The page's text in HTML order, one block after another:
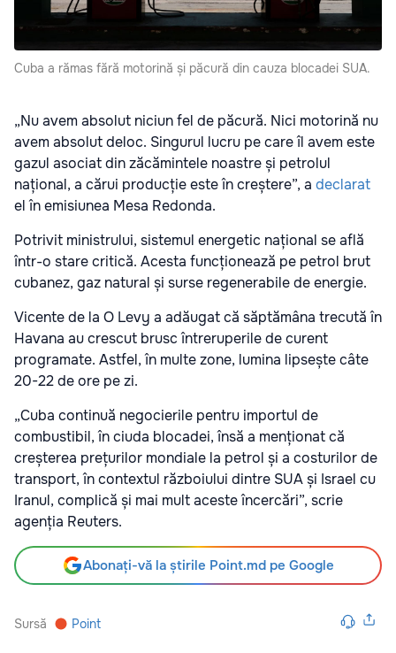
Cuba a rămas fără motorină și păcură din cauza blocadei SUA.
„Nu avem absolut niciun fel de păcură. Nici motorină nu
avem absolut deloc. Singurul lucru pe care îl avem este
gazul asociat din zăcămintele noastre și petrolul
național, a cărui producție este în creștere”, a declarat
el în emisiunea Mesa Redonda.
Potrivit ministrului, sistemul energetic național se află
într-o stare critică. Acesta funcționează pe petrol brut
cubanez, gaz natural și surse regenerabile de energie.
Vicente de la O Levy a adăugat că săptămâna trecută în
Havana au crescut brusc întreruperile de curent
programate. Astfel, în multe zone, lumina lipsește câte
20-22 de ore pe zi.
„Cuba continuă negocierile pentru importul de
combustibil, în ciuda blocadei, însă a menționat că
creșterea prețurilor mondiale la petrol și a costurilor de
transport, în contextul războiului dintre SUA și Israel cu
Iranul, complică și mai mult aceste încercări”, scrie
agenția Reuters.
Abonați-vă la știrile Point.md pe Google
Sursă Point